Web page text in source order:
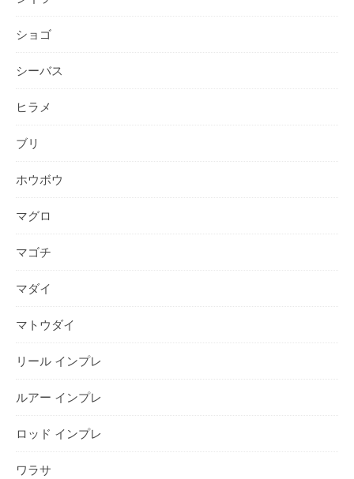
ショゴ
シーバス
ヒラメ
ブリ
ホウボウ
マグロ
マゴチ
マダイ
マトウダイ
リール インプレ
ルアー インプレ
ロッド インプレ
ワラサ